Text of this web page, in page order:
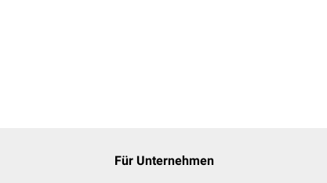
Für Unternehmen